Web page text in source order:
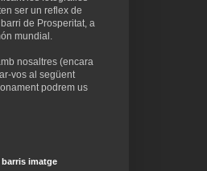
ser un reflex de
de Prosperitat, a
mundial.
nosaltres (encara
vos al següent
podrem us
imatge